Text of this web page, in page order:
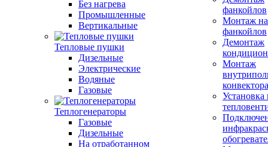
Без нагрева
Промышленные
Вертикальные
Тепловые пушки
Дизельные
Электрические
Водяные
Газовые
Теплогенераторы
Газовые
Дизельные
На отработанном
фанкойлов
Монтаж
фанкойлов
Демонтаж
Монтаж
конвектора
Установка